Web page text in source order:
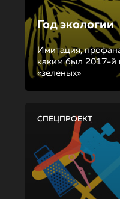
Год экологии
Имитация,
каким был 2017-й
«зеленых»
СПЕЦПРОЕКТ